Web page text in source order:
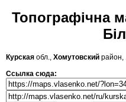
Топографічна
Курская обл., Хомутовский район,
Ссылка сюда: